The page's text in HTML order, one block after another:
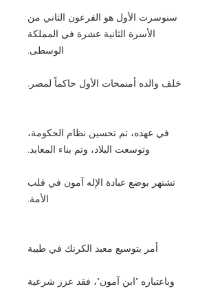
سنوسرت الأول هو الفرعون الثاني من
الأسرة الثانية عشرة في المملكة
الوسطى.
خلف والده أمنمحات الأول حاكماً لمصر.
في عهده، تم تحسين نظام الحكومة،
وتوسعت البلاد، وتم بناء المعابد.
تشتهر بوضع عبادة الإله آمون في قلب
الأمة.
أمر بتوسيع معبد الكرنك في طيبة
وباعتباره "ابن آمون"، فقد عزز شرعية